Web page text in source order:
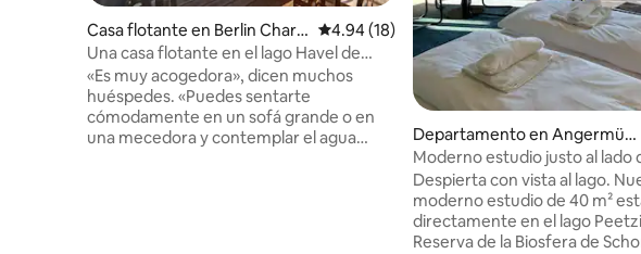
Casa flotante en Berlin Charlo
ttenburg
Calificación promedio: 4.94 de 5; 18
4.94 (18)
Una casa flotante en el lago Havel de
Berlín.
«Es muy acogedora», dicen muchos
huéspedes. «Puedes sentarte
cómodamente en un sofá grande o en
una mecedora y contemplar el agua
Departamento en Angermün
de
Moderno estudio justo al lado
Playa a la puerta
Despierta con vista al lago.
moderno estudio de 40 m²
directamente en el lago
Reserva de la Biosfera de